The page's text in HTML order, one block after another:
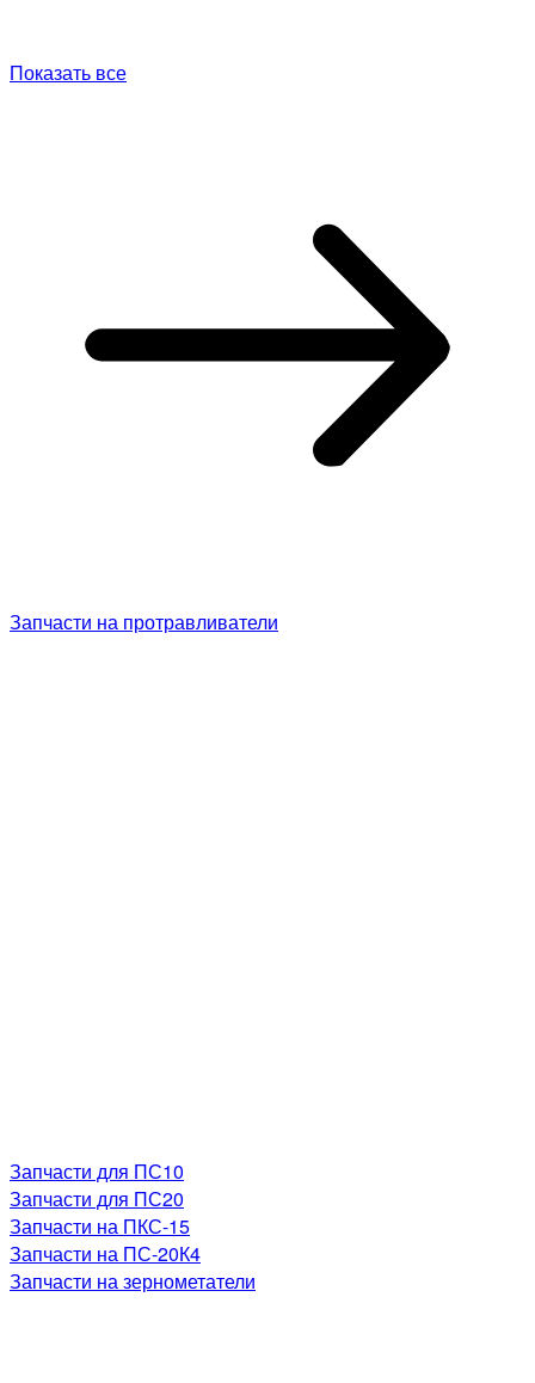
Показать все
Запчасти на протравливатели
Запчасти для ПС10
Запчасти для ПС20
Запчасти на ПКС-15
Запчасти на ПС-20К4
Запчасти на зернометатели